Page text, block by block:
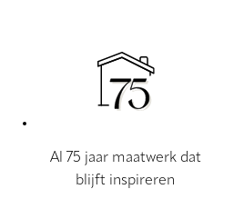
Al 75 jaar maatwerk dat
blijft inspireren